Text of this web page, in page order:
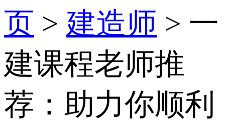
页 > 建造师 > 一
建课程老师推
荐：助力你顺利